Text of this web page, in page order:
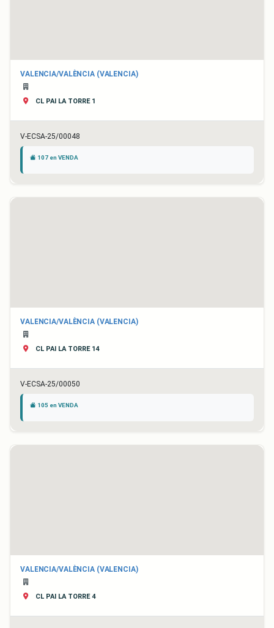
VALENCIA/VALÈNCIA (VALENCIA)
CL PAI LA TORRE 1
V-ECSA-25/00048
107 en VENDA
VALENCIA/VALÈNCIA (VALENCIA)
CL PAI LA TORRE 14
V-ECSA-25/00050
105 en VENDA
VALENCIA/VALÈNCIA (VALENCIA)
CL PAI LA TORRE 4